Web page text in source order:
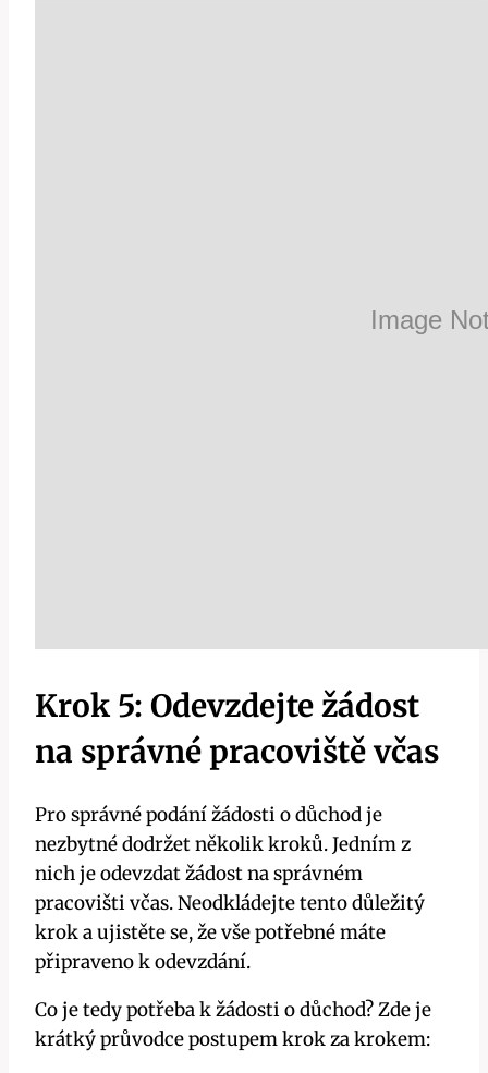
Krok 5: Odevzdejte žádost
na správné pracoviště včas
Pro správné podání žádosti o důchod je
nezbytné dodržet několik kroků. Jedním z
nich je odevzdat žádost na správném
pracovišti včas. Neodkládejte tento důležitý
krok a ujistěte se, že vše potřebné máte
připraveno k odevzdání.
Co je tedy potřeba k žádosti o důchod? Zde je
krátký průvodce postupem krok za krokem: